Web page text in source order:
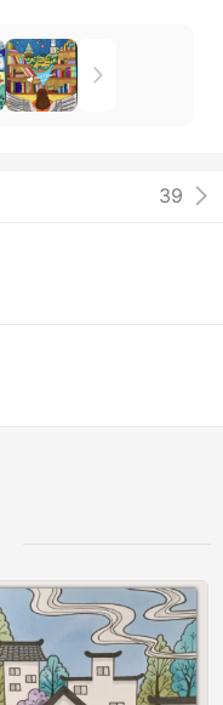
39